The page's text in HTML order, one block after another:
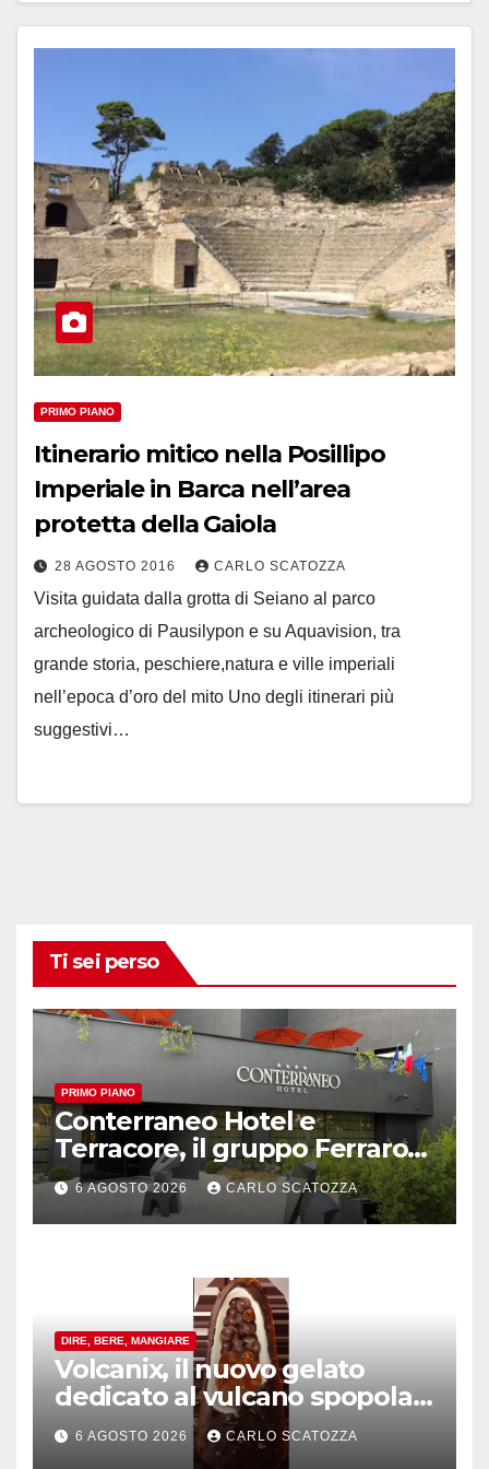
PRIMO PIANO
Itinerario mitico nella Posillipo
Imperiale in Barca nell’area
protetta della Gaiola
28 AGOSTO 2016 CARLO SCATOZZA
Visita guidata dalla grotta di Seiano al parco
archeologico di Pausilypon e su Aquavision, tra
grande storia, peschiere,natura e ville imperiali
nell’epoca d’oro del mito Uno degli itinerari più
suggestivi…
Ti sei perso
PRIMO PIANO
Conterraneo Hotel e
Terracore, il gruppo Ferraro
amplia l’ ospitalità e il gusto
alle porte di Caserta
6 AGOSTO 2026 CARLO SCATOZZA
DIRE, BERE, MANGIARE
Volcanix, il nuovo gelato
dedicato al vulcano spopola,
è nato a Caivano
6 AGOSTO 2026 CARLO SCATOZZA